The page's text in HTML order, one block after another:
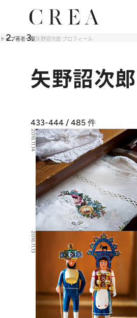
トップ著者一覧矢野詔次郎 プロフィール
矢野詔次郎
433-444 / 485 件
2016.11.14
2016.11.13